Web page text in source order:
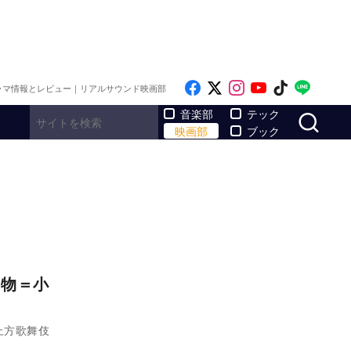
情報とレビュー｜リアルサウンド映画部 Like on Facebook
Follow on x
Follow on
Follow on
Follow
音楽部
映画部
テック
ブック
＝小
歌舞伎